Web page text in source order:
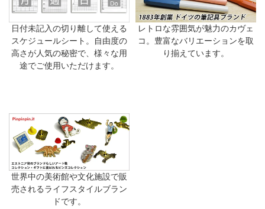
日付未記入の切り離して使える
スケジュールシート。自由度の
高さが人気の秘密で、様々な用
途でご使用いただけます。
レトロな雰囲気が魅力のカヴェ
コ。豊富なバリエーションを取
り揃えています。
世界中の美術館や文化施設で販
売されるライフスタイルブラン
ドです。